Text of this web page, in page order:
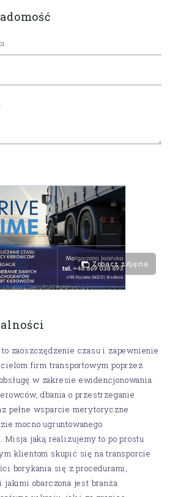
Zobacz zdjęcia
to zaoszczędzenie czasu i zapewnienie
firm transportowym poprzez
w zakresie ewidencjonowania
dbania o przestrzeganie
pełne wsparcie merytoryczne
mocno ugruntowanego
Misja jaką realizujemy to po prostu
klientom skupić się na transporcie
borykania się z procedurami,
jakimi obarczona jest branża